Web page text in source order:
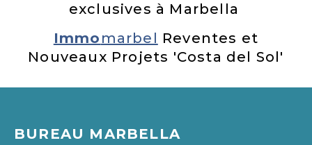
exclusives à Marbella
Immo marbel Reventes et
Nouveaux Projets 'Costa del Sol'
BUREAU MARBELLA